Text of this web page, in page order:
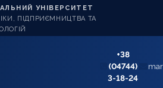
УНІВЕРСИТЕТ
ПІДПРИЄМНИЦТВА ТА
+38
(04744)
3-18-24